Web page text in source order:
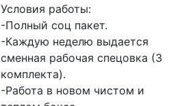
Условия работы:
-Полный соц пакет.
-Каждую неделю выдается
сменная рабочая спецовка (3
комплекта).
-Работа в новом чистом и